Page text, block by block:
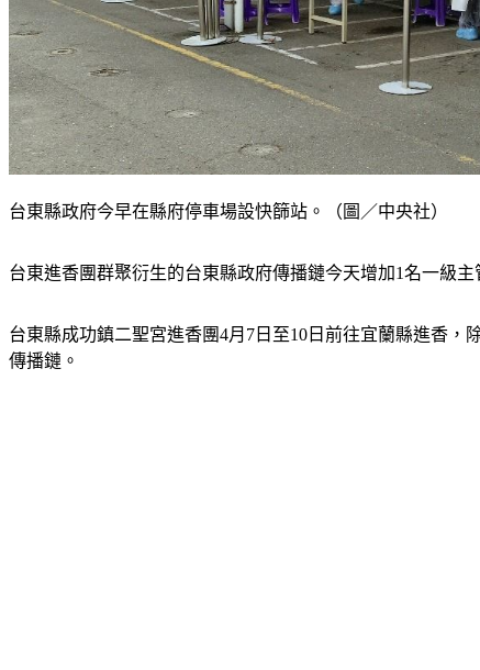
台東縣政府今早在縣府停車場設快篩站。（圖／中央社）
台東進香團群聚衍生的台東縣政府傳播鏈今天增加1名一級
台東縣成功鎮二聖宮進香團4月7日至10日前往宜蘭縣進香
傳播鏈。